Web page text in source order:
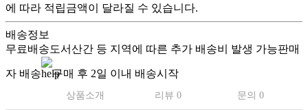
에 따라 적립금액이 달라질 수 있습니다.
배송정보
무료배송도서산간 등 지역에 따른 추가 배송비 발생 가능판매
자 배송 구매 후 2일 이내 배송시작
상품소개 리뷰 0 문의 0